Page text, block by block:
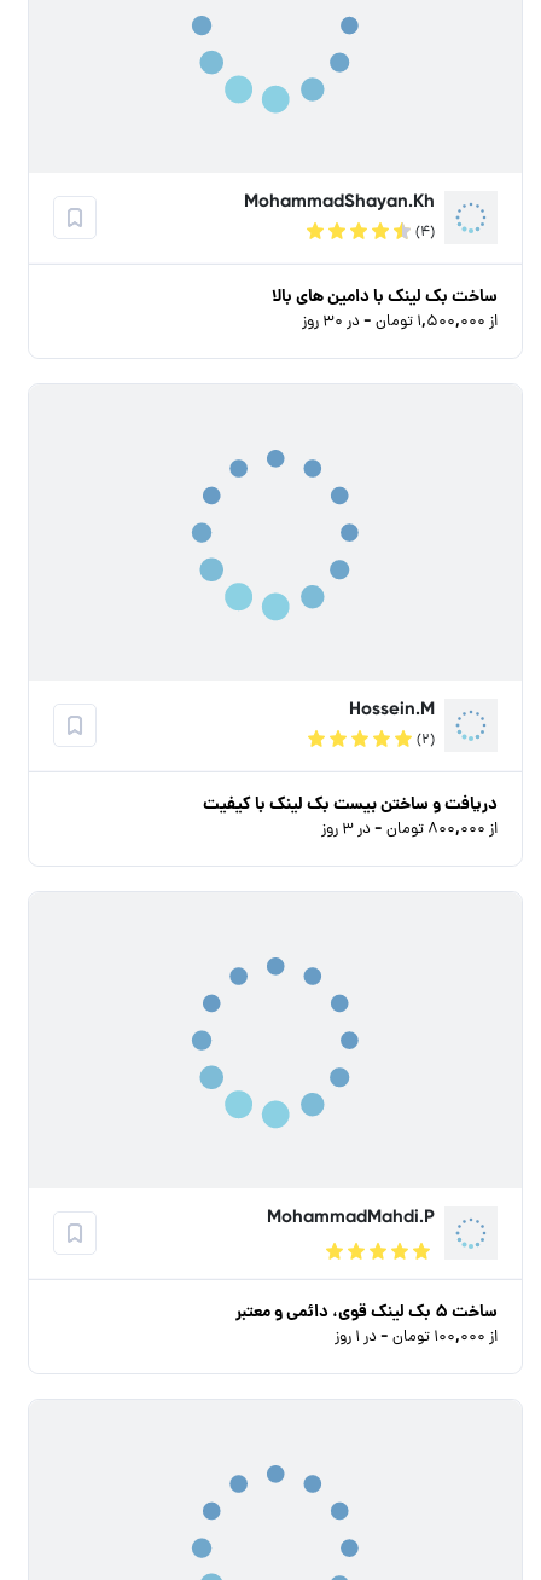
MohammadShayan.Kh
(۴)
ساخت بک لینک با دامین های بالا
از ۱,۵۰۰,۰۰۰ تومان - در ۳۰ روز
Hossein.M
(۲)
دریافت و ساختن بیست بک لینک با کیفیت
از ۸۰۰,۰۰۰ تومان - در ۳ روز
MohammadMahdi.P
ساخت ۵ بک لینک قوی، دائمی و معتبر
از ۱۰۰,۰۰۰ تومان - در ۱ روز